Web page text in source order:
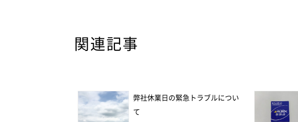
関連記事
弊社休業日の緊急トラブルについ
て